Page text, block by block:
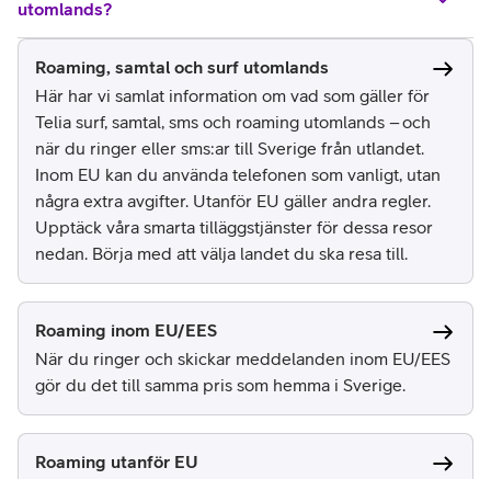
utomlands?
Roaming, samtal och surf utomlands
Här har vi samlat information om vad som gäller för
Telia surf, samtal, sms och roaming utomlands – och
när du ringer eller sms:ar till Sverige från utlandet.
Inom EU kan du använda telefonen som vanligt, utan
några extra avgifter. Utanför EU gäller andra regler.
Upptäck våra smarta tilläggstjänster för dessa resor
nedan. Börja med att välja landet du ska resa till.
Roaming inom EU/EES
När du ringer och skickar meddelanden inom EU/EES
gör du det till samma pris som hemma i Sverige.
Roaming utanför EU